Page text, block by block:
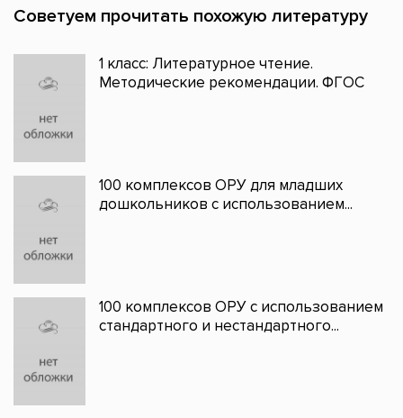
Советуем прочитать похожую литературу
1 класс: Литературное чтение.
Методические рекомендации. ФГОС
100 комплексов ОРУ для младших
дошкольников с использованием...
100 комплексов ОРУ с использованием
стандартного и нестандартного...